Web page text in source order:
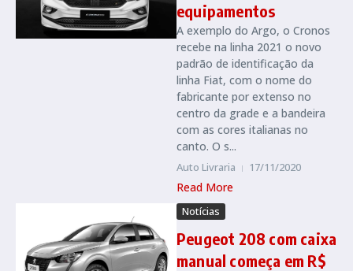
equipamentos
A exemplo do Argo, o Cronos
recebe na linha 2021 o novo
padrão de identificação da
linha Fiat, com o nome do
fabricante por extenso no
centro da grade e a bandeira
com as cores italianas no
canto. O s...
Auto Livraria 17/11/2020
Read More
Notícias
Peugeot 208 com caixa
manual começa em R$